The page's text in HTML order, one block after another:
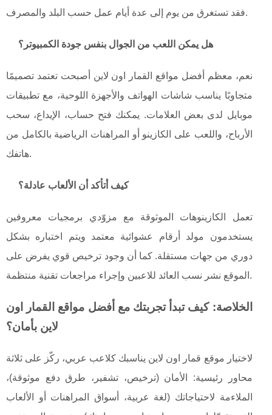
فقد تستغرق من يوم إلى عدة أيام عمل حسب البلد والمصرف.
هل يمكن اللعب من الجوال بنفس جودة الكمبيوتر؟
نعم، معظم أفضل مواقع القمار اون لاين أصبحت تعتمد تصميمًا
متجاوبًا يناسب شاشات الهواتف والأجهزة اللوحية، مع تطبيقات
موبايل لدى بعض العلامات. يمكنك فتح حساب، الإيداع، سحب
الأرباح، واللعب على الكازينو أو المراهنات الرياضية بالكامل من
هاتفك.
كيف أتأكد أن الألعاب عادلة؟
تعمل الكازينوهات الموثوقة مع مزوّدي برمجيات معروفين
يستخدمون مولد أرقام عشوائية معتمد ويتم اختباره بشكل
دوري من جهات مستقلة. كما أن وجود ترخيص قوي يفرض على
الموقع نشر نسب العائد للاعبين وإجراء مراجعات تقنية منتظمة.
الخلاصة: كيف تبدأ تجربتك مع أفضل مواقع القمار اون
لاين بأمان؟
لاختيار موقع قمار اون لاين يناسبك كلاعب عربي، ركّز على ثلاثة
محاور رئيسية: الأمان (ترخيص، تشفير، طرق دفع موثوقة)،
الملاءمة لاحتياجاتك (لغة عربية، أسواق المراهنات أو الألعاب